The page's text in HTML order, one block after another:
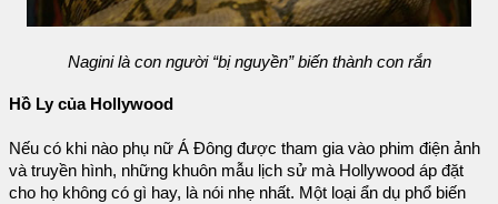
Nagini là con người “bị nguyền” biến thành con rắn
Hồ Ly của Hollywood
Nếu có khi nào phụ nữ Á Đông được tham gia vào phim điện ảnh
và truyền hình, những khuôn mẫu lịch sử mà Hollywood áp đặt
cho họ không có gì hay, là nói nhẹ nhất. Một loại ẩn dụ phổ biến